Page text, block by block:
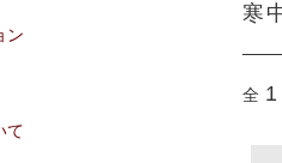
寒
全 1